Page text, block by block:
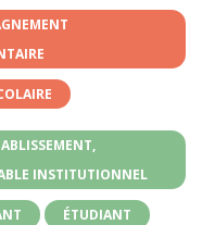
INSTITUTIONNEL
ÉTUDIANT